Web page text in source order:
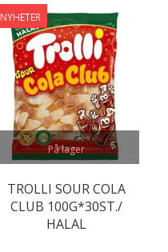
På lager
NYHETER
TROLLI SOUR COLA
CLUB 100G*30ST./
HALAL